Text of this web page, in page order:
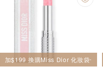
加$199 換購Miss Dior 化妝袋一個